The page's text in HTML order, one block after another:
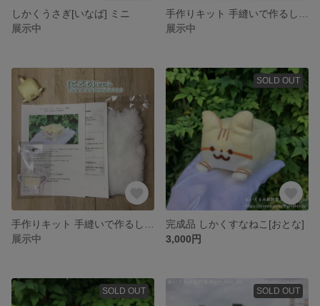
しかくうさぎ[いなば] ミニ
展示中
展示中
展示中
SOLD OUT
完成品 しかくすなねこ[おとな]
3,000円
SOLD OUT SOLD OUT